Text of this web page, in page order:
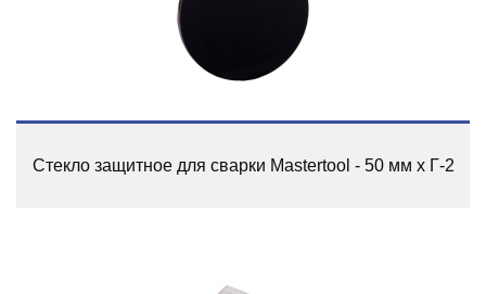
Стекло защитное для сварки Mastertool - 50 мм x Г-2